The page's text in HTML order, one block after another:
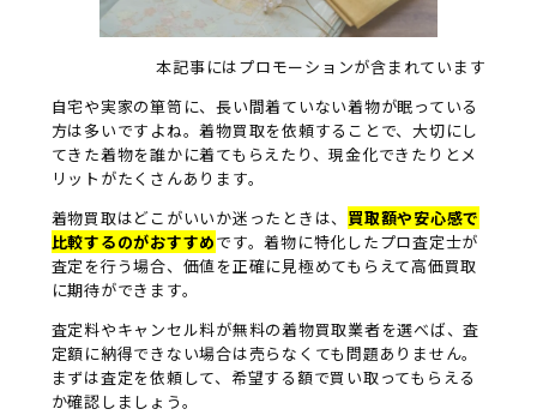
本記事にはプロモーションが含まれています
自宅や実家の箪笥に、長い間着ていない着物が眠っている
方は多いですよね。着物買取を依頼することで、大切にし
てきた着物を誰かに着てもらえたり、現金化できたりとメ
リットがたくさんあります。
着物買取はどこがいいか迷ったときは、 買取額や安心感で
比較するのがおすすめです。着物に特化したプロ査定士が
査定を行う場合、価値を正確に見極めてもらえて高価買取
に期待ができます。
査定料やキャンセル料が無料の着物買取業者を選べば、査
定額に納得できない場合は売らなくても問題ありません。
まずは査定を依頼して、希望する額で買い取ってもらえる
か確認しましょう。